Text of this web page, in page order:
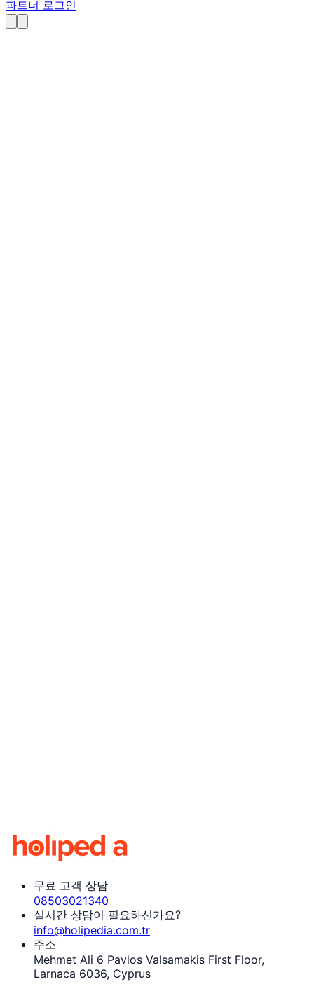
파트너 로그인
무료 고객 상담
08503021340
실시간 상담이 필요하신가요?
info@holipedia.com.tr
주소
Mehmet Ali 6 Pavlos Valsamakis First Floor,
Larnaca 6036, Cyprus